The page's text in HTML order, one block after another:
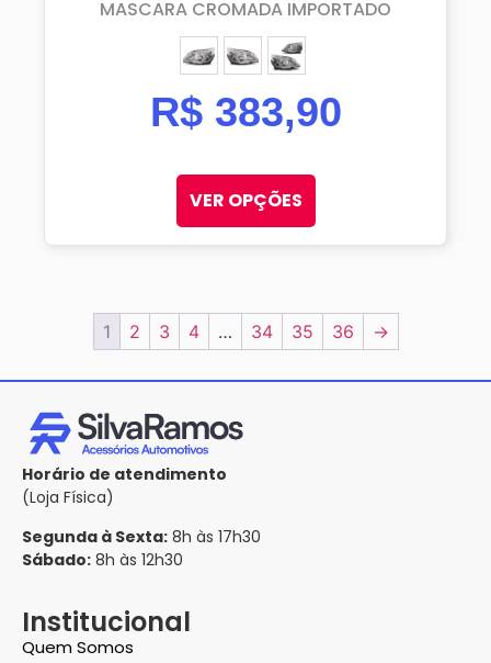
MASCARA CROMADA IMPORTADO
ESQUERDO (MOTORISTA)
DIREITO (PASSAGEIRO)
PAR
R$383,90
VER OPÇÕES
1 2 3 4 … 34 35 36 →
Horário de atendimento
(Loja Física)
Segunda à Sexta: 8h às 17h30
Sábado: 8h às 12h30
Institucional
Quem Somos